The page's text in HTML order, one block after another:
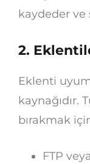
kaydeder ve
2.
Eklenti
kaynağıdır.
bırakmak
FTP